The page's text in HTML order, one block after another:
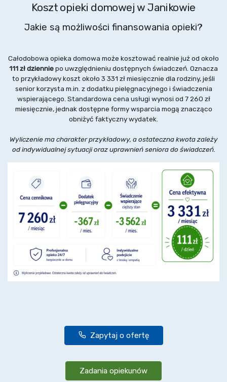
Koszt opieki domowej w Janikowie
Jakie są możliwości finansowania opieki?
Całodobowa opieka domowa może kosztować realnie już od około
111 zł dzienniepo uwzględnieniu dostępnych świadczeń. Oznacza
to przykładowy koszt około 3 331 zł miesięcznie dla rodziny, jeśli
senior korzysta m.in. z dodatku pielęgnacyjnego i świadczenia
wspierającego. Standardowa cena usługi wynosi od 7 260 zł
miesięcznie, jednak dostępne formy wsparcia mogą znacząco
obniżyć faktyczny wydatek.
Wyliczenie ma charakter przykładowy, a ostateczna kwota zależy
od indywidualnej sytuacji oraz uprawnień seniora do świadczeń.
Zapytaj o ofertę
Zadania opiekunów